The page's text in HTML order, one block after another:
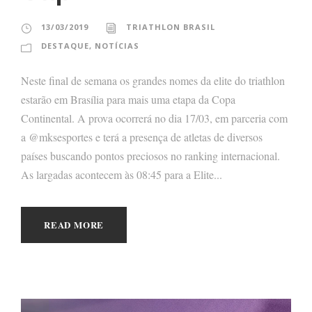
13/03/2019
TRIATHLON BRASIL
DESTAQUE, NOTÍCIAS
Neste final de semana os grandes nomes da elite do triathlon
estarão em Brasília para mais uma etapa da Copa
Continental. A prova ocorrerá no dia 17/03, em parceria com
a @mksesportes e terá a presença de atletas de diversos
países buscando pontos preciosos no ranking internacional.
As largadas acontecem às 08:45 para a Elite...
READ MORE